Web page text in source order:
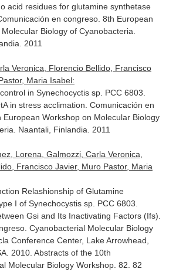
acid residues for glutamine synthetase
en congreso. 8th European
Biology of Cyanobacteria.
2011
Veronica, Florencio Bellido, Francisco
Maria Isabel:
in Synechocyctis sp. PCC 6803.
in stress acclimation. Comunicación en
European Workshop on Molecular Biology
Naantali, Finlandia. 2011
Lorena, Galmozzi, Carla Veronica,
Francisco Javier, Muro Pastor, Maria
Relashionship of Glutamine
I of Synechocystis sp. PCC 6803.
Gsi and Its Inactivating Factors (Ifs).
Cyanobacterial Molecular Biology
Conference Center, Lake Arrowhead,
2010. Abstracts of the 10th
Molecular Biology Workshop. 82. 82